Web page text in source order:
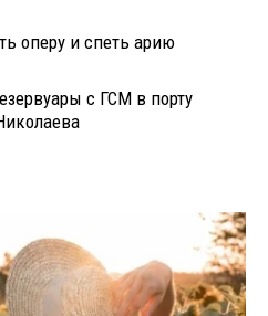
оперу и спеть арию
с ГСМ в порту